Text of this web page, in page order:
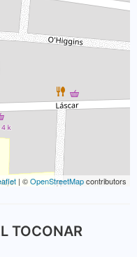
| ©OpenStreetMapcontributors
TOCONAR